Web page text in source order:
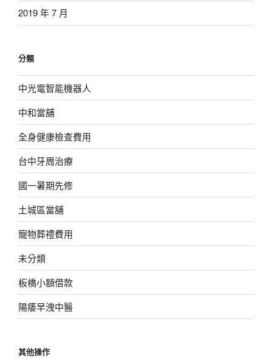
2019 年 7 月
分類
中光電智能機器人
中和當舖
全身健康檢查費用
台中牙周治療
國一暑期先修
土城區當舖
寵物葬禮費用
未分類
板橋小額借款
陽痿早洩中醫
其他操作